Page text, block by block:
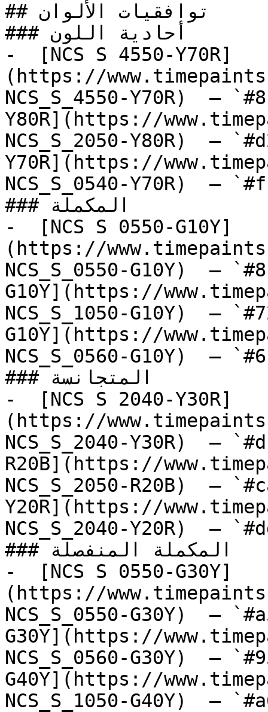
## توافقيات الألوان
### أحادية اللون
-  [NCS S 4550-Y70R]
(https://
NCS_S_4550-Y70R)  —
Y80R](https://
NCS_S_2050-Y80R)  —
Y70R](https://
NCS_S_0540-Y70R)  —
### المكملة
-  [NCS S 0550-G10Y]
(https://
NCS_S_0550-G10Y)  —
G10Y](https://
NCS_S_1050-G10Y)  —
G10Y](https://
NCS_S_0560-G10Y)  —
### المتجانسة
-  [NCS S 2040-Y30R]
(https://
NCS_S_2040-Y30R)  —
R20B](https://
NCS_S_2050-R20B)  —
Y20R](https://
NCS_S_2040-Y20R)  —
### المكملة المنفصلة
-  [NCS S 0550-G30Y]
(https://
NCS_S_0550-G30Y)  —
G30Y](https://
NCS_S_0560-G30Y)  —
G40Y](https://
NCS_S_1050-G40Y)  —